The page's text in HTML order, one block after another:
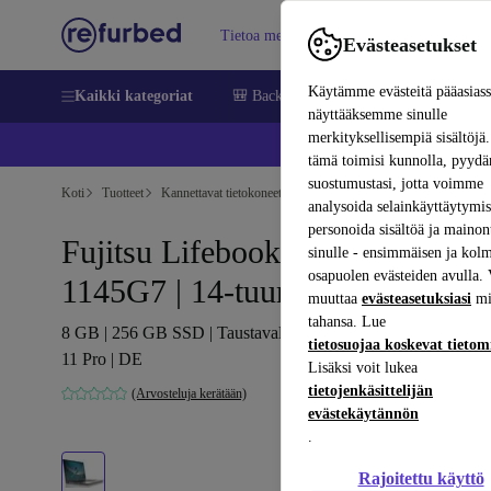
Evästeasetukset
Käytämme evästeitä
näyttääksemme sinulle
merkityksellisempiä
tämä toimisi kunnolla,
suostumustasi, jotta voimme
analysoida
personoida sisältöä ja
sinulle - ensimmäisen ja
osapuolen evästeiden avulla.
muuttaa evästeasetuksiasi
tahansa. Lue
tietosuojaa koskevat
Lisäksi voit lukea
tietojenkäsittelijän
evästekäytännön
.
Rajoitettu käyttö
Tietoa meistä Myy Apua
Kaikki kategoriat 🎒 Back to school Matkapuhelimet ja
📱
Koti Tuotteet Kannettavat tietokoneet Fujitsun kannettavat tietokoneet
Fujitsu Lifebook U7411 | i5-
1145G7 | 14-tuuman
8 GB | 256 GB SSD | Taustavalaistu näppäimistö | 4G | Win
11 Pro | DE
(Arvosteluja kerätään)